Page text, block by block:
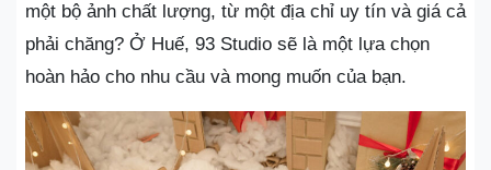
một bộ ảnh chất lượng, từ một địa chỉ uy tín và giá cả
phải chăng? Ở Huế, 93 Studio sẽ là một lựa chọn
hoàn hảo cho nhu cầu và mong muốn của bạn.